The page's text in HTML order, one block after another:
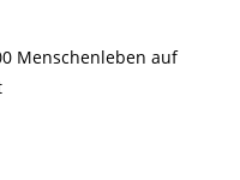
Menschenleben auf